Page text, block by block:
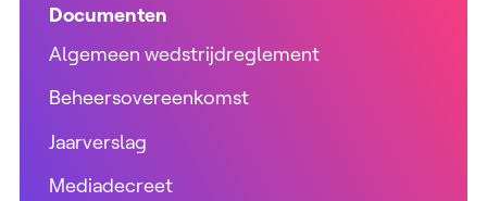
Documenten
Algemeen wedstrijdreglement
Beheersovereenkomst
Jaarverslag
Mediadecreet